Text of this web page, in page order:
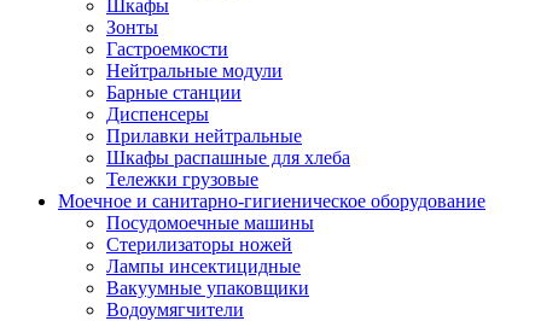
Шкафы
Зонты
Гастроемкости
Нейтральные модули
Барные станции
Диспенсеры
Прилавки нейтральные
Шкафы распашные для хлеба
Тележки грузовые
Моечное и санитарно-гигиеническое оборудование
Посудомоечные машины
Стерилизаторы ножей
Лампы инсектицидные
Вакуумные упаковщики
Водоумягчители